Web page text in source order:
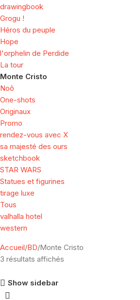
drawingbook
Grogu !
Héros du peuple
Hope
l'orphelin de Perdide
La tour
Monte Cristo
Noô
One-shots
Originaux
Promo
rendez-vous avec X
sa majesté des ours
sketchbook
STAR WARS
Statues et figurines
tirage luxe
Tous
valhalla hotel
western
Accueil BD Monte Cristo
3 résultats affichés
Show sidebar